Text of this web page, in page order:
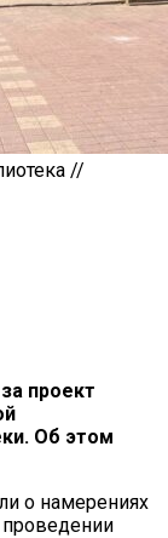
//
проект
Об этом
о намерениях
проведении